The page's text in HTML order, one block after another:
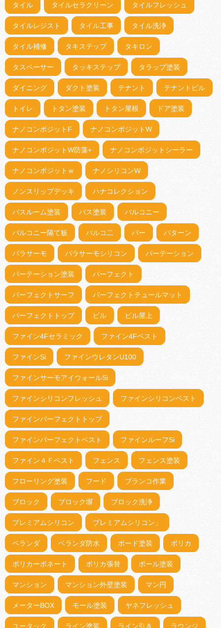
タイル タイルセラクリーン タイルフレッシュ
タイルレジスト タイル工事 タイル洗浄
タイル補修 タキステップ タキロン
タスペーサー タッキステップ タラップ塗装
ダイニング ダクト塗装 テナント テナントビル
トイレ トタン塗装 トタン屋根 ドア塗装
ナノコンポジットF ナノコンポジットW
ナノコンポジットW防藻+ ナノコンポジットシーラー
ナノコンポジットｗ ナノシリコンW
ノンスリップデッキ ハナコレクション
バスルーム塗装 バス塗装 バルコニー
バルコニー隔て板 バルコ二 バー パターン
パラサーモ パラサーモシリコン パーテーション
パーテーション塗装 パーフェクト
パーフェクトサーフ パーフェクトテュールマット
パーフェクトトップ ビル ビル屋上
ファイン4Fセラミック ファイン4Fベスト
ファインSi ファインウレタンU100
ファインサーモアイウォールSi
ファインシリコンフレッシュ ファインシリコンベスト
ファインパーフェクトトップ
ファインパーフェクトベスト ファインルーフSi
ファイン４Ｆベスト フェンス フェンス塗装
フローリング塗装 フード ブランコ作業
ブロック ブロック塀 ブロック洗浄
プレミアムシリコン プレミアムシリコン」
ベランダ ベランダ防水 ボード塗装 ポリカ
ポリカーボネート ポリカ張替 ポール塗装
マンション マンション外壁塗装 マン円
メーターBOX モール塗装 ヤネフレッシュ
ユータック ライン塗装 ライン引き ラウンジ